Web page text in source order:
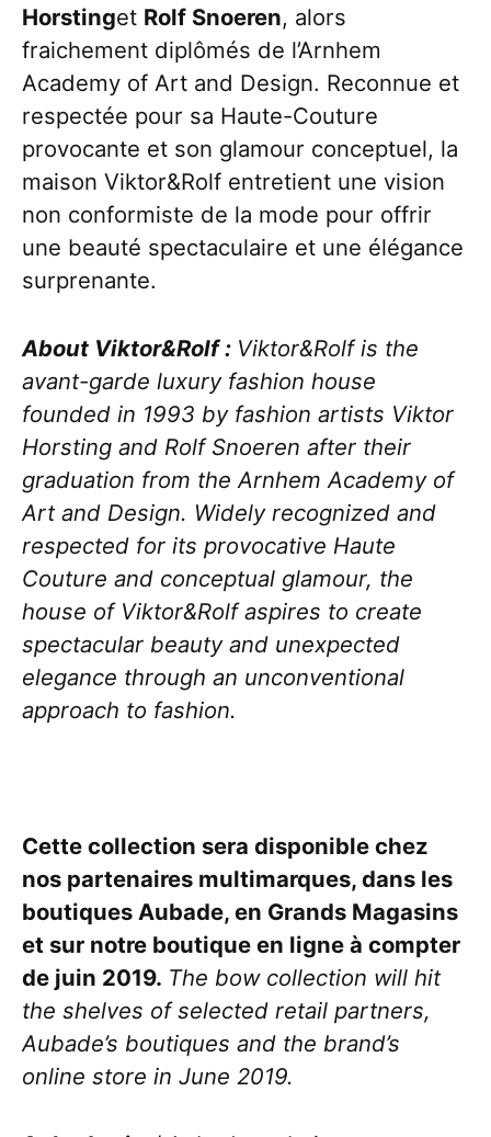
Horstinget Rolf Snoeren, alors
fraichement diplômés de l’Arnhem
Academy of Art and Design. Reconnue et
respectée pour sa Haute-Couture
provocante et son glamour conceptuel, la
maison Viktor&Rolf entretient une vision
non conformiste de la mode pour offrir
une beauté spectaculaire et une élégance
surprenante.
About Viktor&Rolf : Viktor&Rolf is the
avant-garde luxury fashion house
founded in 1993 by fashion artists Viktor
Horsting and Rolf Snoeren after their
graduation from the Arnhem Academy of
Art and Design. Widely recognized and
respected for its provocative Haute
Couture and conceptual glamour, the
house of Viktor&Rolf aspires to create
spectacular beauty and unexpected
elegance through an unconventional
approach to fashion.
Cette collection sera disponible chez
nos partenaires multimarques, dans les
boutiques Aubade, en Grands Magasins
et sur notre boutique en ligne à compter
de juin 2019. The bow collection will hit
the shelves of selected retail partners,
Aubade’s boutiques and the brand’s
online store in June 2019.